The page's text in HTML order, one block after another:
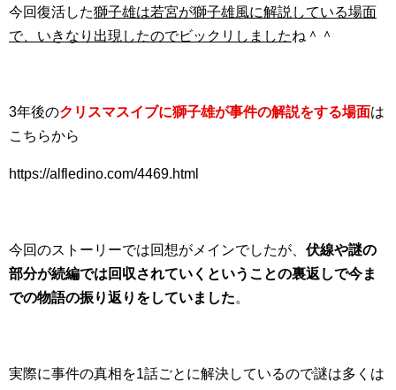
今回復活した獅子雄は若宮が獅子雄風に解説している場面
で、いきなり出現したのでビックリしましたね＾＾
3年後のクリスマスイブに獅子雄が事件の解説をする場面は
こちらから
https://alfledino.com/4469.html
今回のストーリーでは回想がメインでしたが、 伏線や謎の
部分が続編では回収されていくということの裏返しで今ま
での物語の振り返りをしていました。
実際に事件の真相を1話ごとに解決しているので謎は多くは